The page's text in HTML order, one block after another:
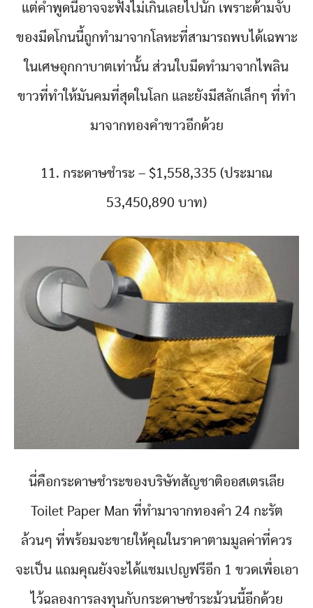
แต่คำพูดนี้อาจจะฟังไม่เกินเลยไปนัก เพราะด้ามจับ
ของมีดโกนนี้ถูกทำมาจากโลหะที่สามารถพบได้เฉพาะ
ในเศษอุกกาบาตเท่านั้น ส่วนใบมีดทำมาจากไพลิน
ขาวที่ทำให้มันคมที่สุดในโลก และยังมีสลักเล็กๆ ที่ทำ
มาจากทองคำขาวอีกด้วย
11. กระดาษชำระ – $1,558,335 (ประมาณ
53,450,890 บาท)
นี่คือกระดาษชำระของบริษัทสัญชาติออสเตรเลีย
Toilet Paper Man ที่ทำมาจากทองคำ 24 กะรัต
ล้วนๆ ที่พร้อมจะขายให้คุณในราคาตามมูลค่าที่ควร
จะเป็น แถมคุณยังจะได้แชมเปญฟรีอีก 1 ขวดเพื่อเอา
ไว้ฉลองการลงทุนกับกระดาษชำระม้วนนี้อีกด้วย